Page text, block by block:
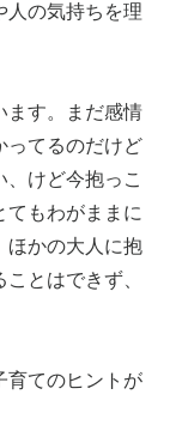
人の気持ちを理
ます。まだ感情
ってるのだけど
けど今抱っこ
てもわがままに
ほかの大人に抱
とはできず、
育てのヒントが